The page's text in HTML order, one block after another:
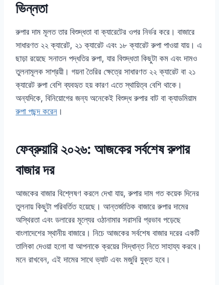
ভিন্নতা
রুপার দাম মূলত তার বিশুদ্ধতা বা ক্যারেটের ওপর নির্ভর করে। বাজারে
সাধারণত ২২ ক্যারেট, ২১ ক্যারেট এবং ১৮ ক্যারেট রুপা পাওয়া যায়। এ
ছাড়া রয়েছে সনাতন পদ্ধতির রুপা, যার বিশুদ্ধতা কিছুটা কম এবং দামও
তুলনামূলক সাশ্রয়ী। গয়না তৈরির ক্ষেত্রে সাধারণত ২২ ক্যারেট বা ২১
ক্যারেট রুপা বেশি ব্যবহৃত হয় কারণ এতে স্থায়িত্ব বেশি থাকে।
অন্যদিকে, বিনিয়োগের জন্য অনেকেই বিশুদ্ধ রুপার বাট বা ক্যাডমিয়াম
রুপা পছন্দ করেন ।
ফেব্রুয়ারি ২০২৬: আজকের সর্বশেষ রুপার
বাজার দর
আজকের বাজার বিশ্লেষণ করলে দেখা যায়, রুপার দাম গত কয়েক দিনের
তুলনায় কিছুটা পরিবর্তিত হয়েছে। আন্তর্জাতিক বাজারে রুপার দামের
অস্থিরতা এবং ডলারের মূল্যের ওঠানামার সরাসরি প্রভাব পড়েছে
বাংলাদেশের স্থানীয় বাজারে। নিচে আজকের সর্বশেষ বাজার দরের একটি
তালিকা দেওয়া হলো যা আপনাকে ক্রয়ের সিদ্ধান্ত নিতে সাহায্য করবে।
মনে রাখবেন, এই দামের সাথে ভ্যাট এবং মজুরি যুক্ত হবে।